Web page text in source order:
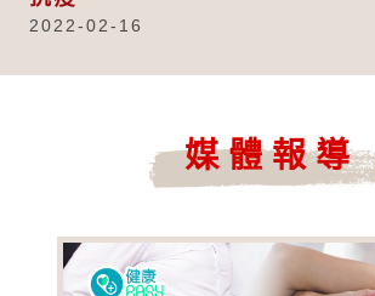
2022-02-16
媒體報導